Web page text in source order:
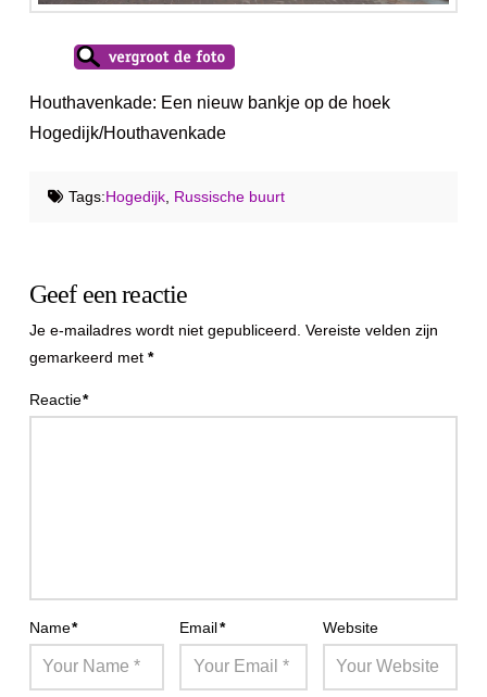
Houthavenkade: Een nieuw bankje op de hoek
Hogedijk/Houthavenkade
Tags:Hogedijk, Russische buurt
Geef een reactie
Je e-mailadres wordt niet gepubliceerd. Vereiste velden zijn
gemarkeerd met *
Reactie*
Name* Email* Website